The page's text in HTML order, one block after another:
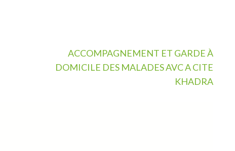
ACCOMPAGNEMENT ET GARDE À
DOMICILE DES MALADES AVC A CITE
KHADRA